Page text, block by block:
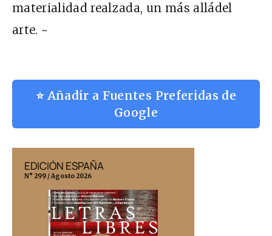
materialidad realzada, un más alládel
arte. ~
⭐ Añadir a Fuentes Preferidas de
Google
EDICIÓN ESPAÑA
N° 299 / Agosto 2026